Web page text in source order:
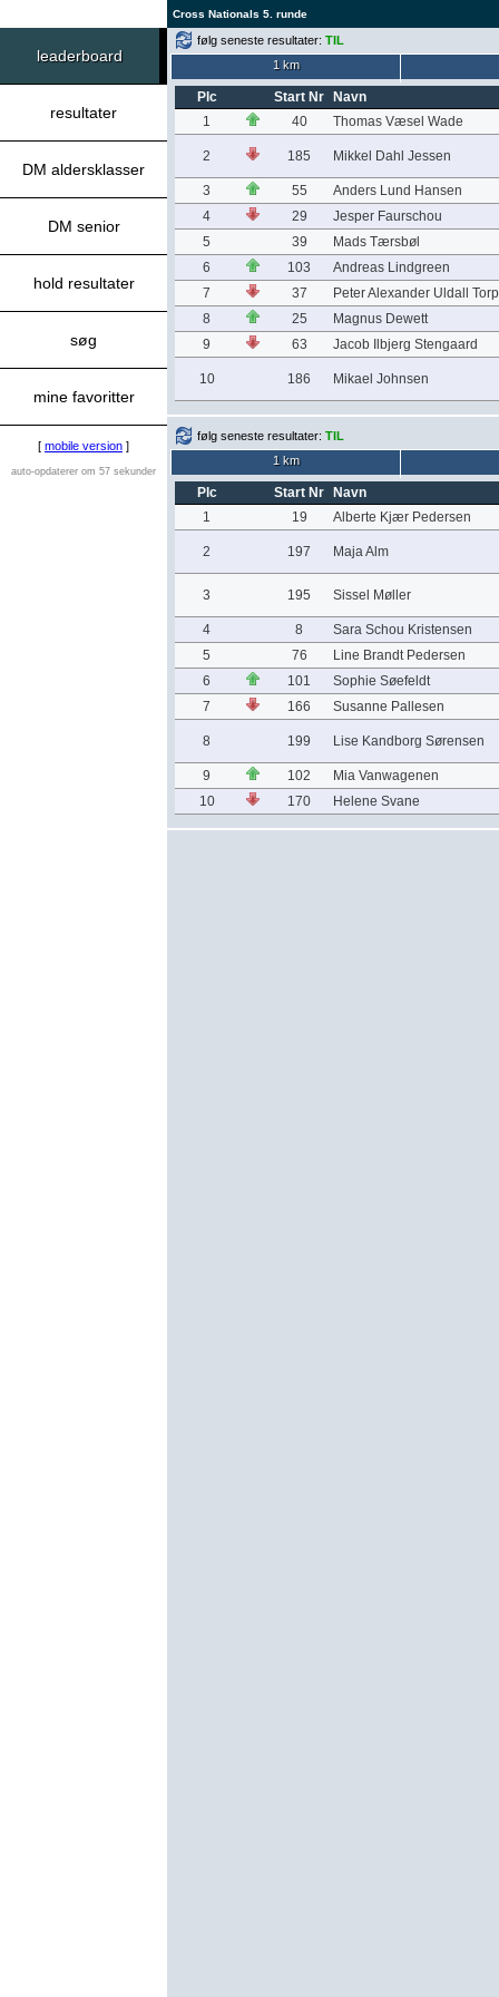
Cross Nationals 5. runde
leaderboard
resultater
DM aldersklasser
DM senior
hold resultater
søg
mine favoritter
[ mobile version ]
auto-opdaterer om 57 sekunder
følg seneste resultater: TIL
1 km
Plc Start Nr
Navn
1
40 Thomas Væsel Wade
2 185 Mikkel Dahl Jessen
3 55
Anders Lund Hansen
4
29
Jesper Faurschou
5
39
Mads Tærsbøl
6
103
Andreas Lindgreen
7
37
Peter Alexander Uldall Torp
8
25
Magnus Dewett
9
63 Jacob Ilbjerg Stengaard
10 186 Mikael Johnsen
følg seneste resultater: TIL
1 km
Plc Start Nr
Navn
1
19 Alberte Kjær Pedersen
2 197 Maja Alm
3 195 Sissel Møller
4 8
Sara Schou Kristensen
5
76
Line Brandt Pedersen
6
101
Sophie Søefeldt
7
166 Susanne Pallesen
8 199 Lise Kandborg Sørensen
9 102
Mia Vanwagenen
10
170 Helene Svane